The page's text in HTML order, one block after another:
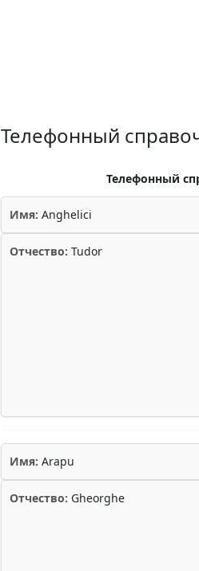
Телефонный
Телефонный
Имя: Anghelici
Отчество: Tudor
Имя: Arapu
Отчество: Gheorghe